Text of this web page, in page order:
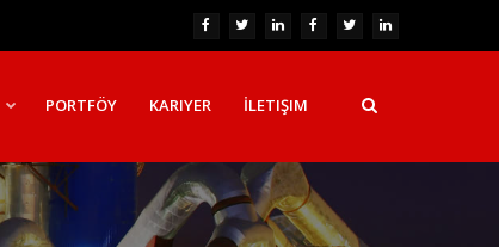
PORTFÖY KARIYER İLETIŞIM